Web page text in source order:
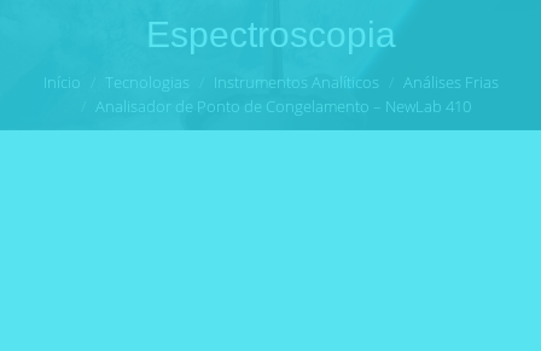
Espectroscopia
Início Tecnologias Instrumentos Analíticos
Análises Frias
Analisador de Ponto de Congelamento – NewLab 410